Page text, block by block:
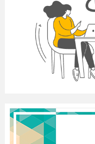
нічого на неї
"Василь з Ме
печі - аби їм не
спочивати
На піч кладуть
на весілля, і їй
мала чим коня
герць».
До тину підхоять
ялинкою, пучечком